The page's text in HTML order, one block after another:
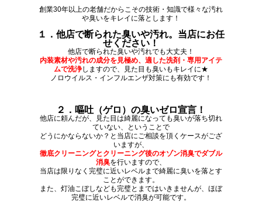
創業30年以上の老舗だからこその技術・知識で様々な汚れ
や臭いをキレイに落とします！
１．他店で断られた臭いや汚れ。当店にお任
せください！
他店で断られた臭いや汚れでも大丈夫！
内装素材や汚れの成分を見極め、適した洗剤・専用アイテ
ムで洗浄しますので、見た目も臭いもキレイに★
ノロウイルス・インフルエンザ対策にも有効です！
２．嘔吐（ゲロ）の臭いゼロ宣言！
他店に頼んだが、見た目は綺麗になっても臭いが落ち切れ
ていない、ということで
どうにかならないか？と当店にご相談を頂くケースがござ
いますが、
徹底クリーニングとクリーニング後のオゾン消臭でダブル
消臭を行いますので、
当店は限りなく完璧に近いレベルまで綺麗に臭いを落とす
ことができます。
また、灯油こぼしなども完璧とまではいきませんが、ほぼ
完璧に近いレベルで消臭が可能です。